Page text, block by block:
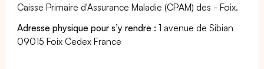
Caisse Primaire d'Assurance Maladie (CPAM) des - Foix.
Adresse physique pour s’y rendre :1 avenue de Sibian
09015 Foix Cedex France